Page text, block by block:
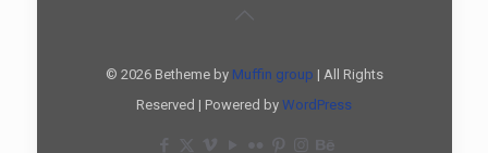
© 2026 Betheme by Muffin group | All Rights
Reserved | Powered by WordPress